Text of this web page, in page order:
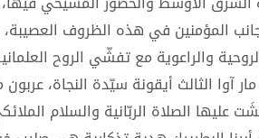
المؤمنين في هذه الظروف العصيبة،
والراعوية مع تفشّي الروح
الثالث أيقونة سيّدة النجاة،
الصلاة الربّانية والسلام